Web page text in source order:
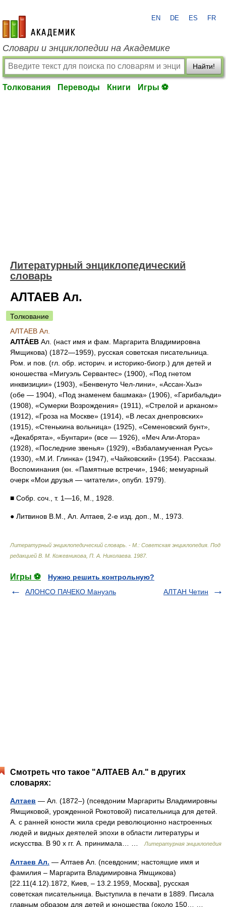
academic.ru
EN DE ES FR
Словари и энциклопедии на Академике
Найти!
Толкования Переводы Книги Игры ⚽
Литературный энциклопедический
словарь
АЛТАЕВ Ал.
Толкование
АЛТАЕВ Ал.
АЛТА́ЕВ Ал. (наст имя и фам. Маргарита Владимировна
Ямщикова) (1872—1959), русская советская писательница.
Ром. и пов. (гл. обр. историч. и историко-биогр.) для детей и
юношества «Мигуэль Сервантес» (1900), «Под гнетом
инквизиции» (1903), «Бенвенуто Чел-лини», «Ассан-Хыз»
(обе — 1904), «Под знаменем башмака» (1906), «Гарибальди»
(1908), «Сумерки Возрождения» (1911), «Стрелой и арканом»
(1912), «Гроза на Москве» (1914), «В лесах днепровских»
(1915), «Стенькина вольница» (1925), «Семеновский бунт»,
«Декабрята», «Бунтари» (все — 1926), «Меч Али-Атора»
(1928), «Последние звенья» (1929), «Взбаламученная Русь»
(1930), «М.И. Глинка» (1947), «Чайковский» (1954). Рассказы.
Воспоминания (кн. «Памятные встречи», 1946; мемуарный
очерк «Мои друзья — читатели», опубл. 1979).
■ Собр. соч., т. 1—16, М., 1928.
● Литвинов В.М., Ал. Алтаев, 2‑е изд. доп., М., 1973.
Литературный энциклопедический словарь. - М.: Советская энциклопедия Под
редакцией В. М. Кожевникова, П. А. Николаева 1987.
Игры ⚽
Нужно решить контрольную?
АЛОНСО ПАЧЕКО Мануэль
АЛТАН Четин
Смотреть что такое "АЛТАЕВ Ал." в других
словарях:
Алтаев — Ал. (1872–) (псевдоним Маргариты Владимировны
Ямщиковой, урожденной Рокотовой) писательница для детей.
А. с ранней юности жила среди революционно настроенных
людей и видных деятелей эпохи в области литературы и
искусства. В 90 х гг. А. принимала… …
Литературная энциклопедия
Алтаев Ал. — Алтаев Ал. (псевдоним; настоящие имя и
фамилия ‒ Маргарита Владимировна Ямщикова)
[22.11(4.12).1872, Киев, ‒ 13.2.1959, Москва], русская
советская писательница. Выступила в печати в 1889. Писала
главным образом для детей и юношества (около 150… …